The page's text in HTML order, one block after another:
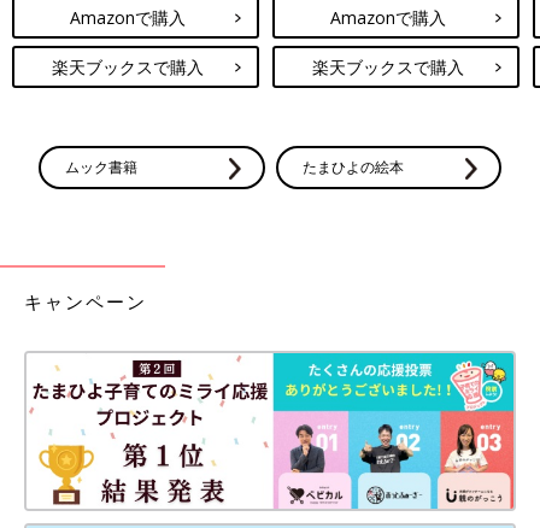
●電子レンジを使う際は、広口の耐熱容器に入れて水分を加え、
ふんわりとラップをかけて加熱することを前提としています。
●レシピは1回分が基本です。
●材料は、2019年通知の厚生労働省策定「授乳・離乳の支援ガイ
は、医師の指導、指示に従ってください。
安にしています。使う鍋の大きさや火力、食材に含まれる水分量
などによって、途中で水分がたりなくなるような場合は、適宜水
分をたして焦げないようにご注意ください。
●水やだし汁の量は目安です。仕上がりが水分が少なく食べにく
いときは、水分をたして再度短時間加熱して調節してください。
●だし汁、野菜スープなどは手作りかベビーフードを使ってくだ
さい。
Amazonで購入
楽天ブックスで購入
Amazonで購入
楽天ブックスで購入
ムック書籍 たまひよの絵本
キャンペーン